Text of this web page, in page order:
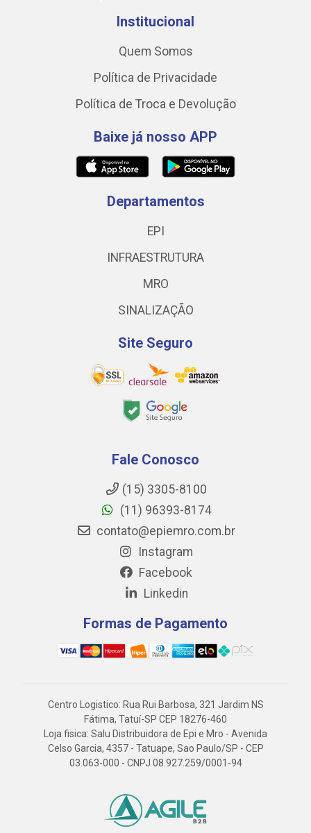
Institucional
Quem Somos
Política de Privacidade
Política de Troca e Devolução
Baixe já nosso APP
Departamentos
EPI
INFRAESTRUTURA
MRO
SINALIZAÇÃO
Site Seguro
Fale Conosco
(15) 3305-8100
(11) 96393-8174
contato@epiemro.com.br
Instagram
Facebook
Linkedin
Formas de Pagamento
Centro Logistico: Rua Rui Barbosa, 321 Jardim NS
Fátima, Tatuí-SP CEP 18276-460
Loja fisica: Salu Distribuidora de Epi e Mro - Avenida
Celso Garcia, 4357 - Tatuape, Sao Paulo/SP - CEP
03.063-000 - CNPJ 08.927.259/0001-94